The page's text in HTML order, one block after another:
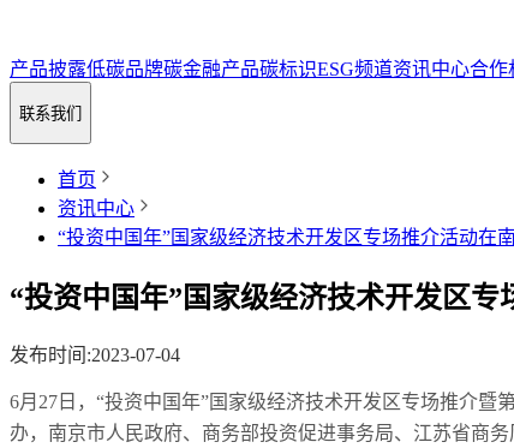
产品披露低碳品牌碳金融产品碳标识ESG频道资讯中心合作
联系我们
首页
资讯中心
“投资中国年”国家级经济技术开发区专场推介活动在
“投资中国年”国家级经济技术开发区
发布时间 :2023-07-04
6月27日，“投资中国年”国家级经济技术开发区专场推介暨
办，南京市人民政府、商务部投资促进事务局、江苏省商